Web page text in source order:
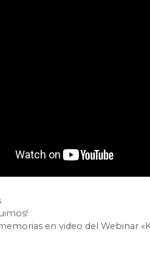
en video del Webinar